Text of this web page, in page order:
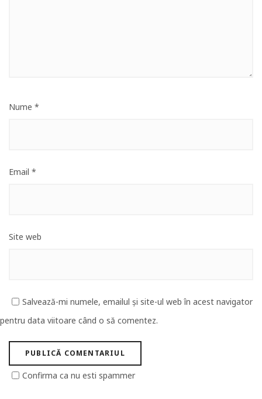
Nume *
Email *
Site web
Salvează-mi numele, emailul și site-ul web în acest navigator
pentru data viitoare când o să comentez.
Confirma ca nu esti spammer